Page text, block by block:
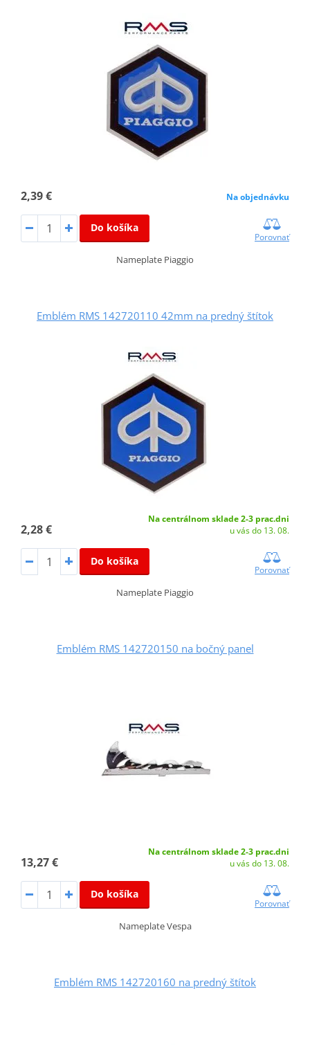
2,39 € Na objednávku
Do košíka
Porovnať
Nameplate Piaggio
Emblém RMS 142720110 42mm na predný štítok
2,28 €
Na centrálnom sklade 2-3 prac.dni
u vás do 13. 08.
Do košíka
Porovnať
Nameplate Piaggio
Emblém RMS 142720150 na bočný panel
13,27 €
Na centrálnom sklade 2-3 prac.dni
u vás do 13. 08.
Do košíka
Porovnať
Nameplate Vespa
Emblém RMS 142720160 na predný štítok